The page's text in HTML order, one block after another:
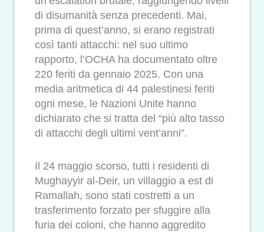
di disumanità senza precedenti. Mai,
prima di quest’anno, si erano registrati
così tanti attacchi: nel suo ultimo
rapporto, l’OCHA ha documentato oltre
220 feriti da gennaio 2025. Con una
media aritmetica di 44 palestinesi feriti
ogni mese, le Nazioni Unite hanno
dichiarato che si tratta del “più alto tasso
di attacchi degli ultimi vent’anni”.
Il 24 maggio scorso, tutti i residenti di
Mughayyir al-Deir, un villaggio a est di
Ramallah, sono stati costretti a un
trasferimento forzato per sfuggire alla
furia dei coloni, che hanno aggredito